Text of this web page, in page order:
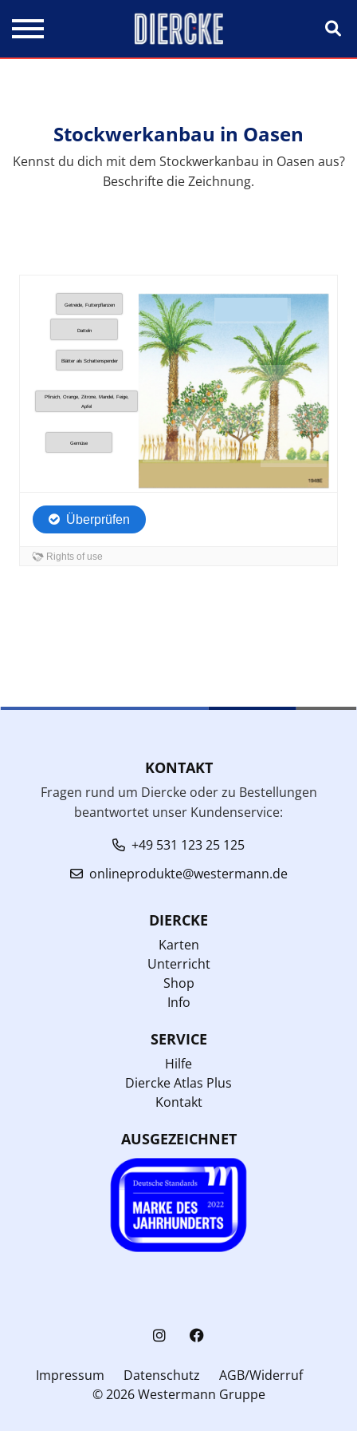
Stockwerkanbau in Oasen
Kennst du dich mit dem Stockwerkanbau in Oasen aus?
Beschrifte die Zeichnung.
KONTAKT
Fragen rund um Diercke oder zu Bestellungen
beantwortet unser Kundenservice:
+49 531 123 25 125
onlineprodukte@westermann.de
DIERCKE
Karten
Unterricht
Shop
Info
SERVICE
Hilfe
Diercke Atlas Plus
Kontakt
AUSGEZEICHNET
Impressum Datenschutz
AGB/Widerruf
© 2026 Westermann Gruppe